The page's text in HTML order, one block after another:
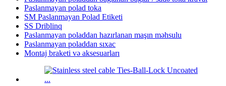
Paslanmayan polad toka
SM Paslanmayan Polad Etiketi
SS Driblinq
Paslanmayan poladdan hazırlanan maşın məhsulu
Paslanmayan poladdan sıxac
Montaj braketi və aksesuarları